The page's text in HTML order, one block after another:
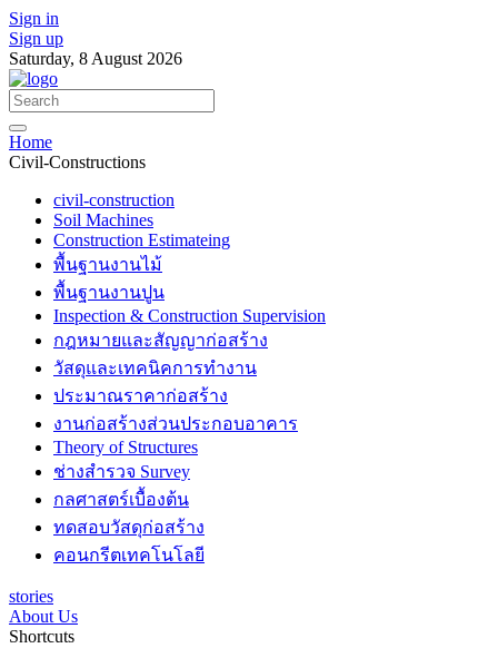
Sign in
Sign up
Saturday, 8 August 2026
Home
Civil-Constructions
civil-construction
Soil Machines
Construction Estimateing
พื้นฐานงานไม้
พื้นฐานงานปูน
Inspection & Construction Supervision
กฎหมายและสัญญาก่อสร้าง
วัสดุและเทคนิคการทำงาน
ประมาณราคาก่อสร้าง
งานก่อสร้างส่วนประกอบอาคาร
Theory of Structures
ช่างสำรวจ Survey
กลศาสตร์เบื้องต้น
ทดสอบวัสดุก่อสร้าง
คอนกรีตเทคโนโลยี
stories
About Us
Shortcuts